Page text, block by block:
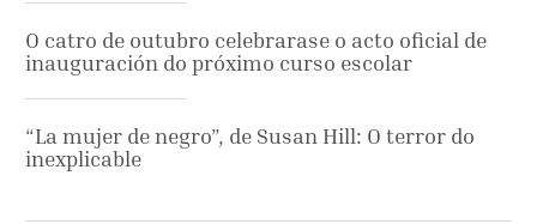
O catro de outubro celebrarase o acto oficial de
inauguración do próximo curso escolar
“La mujer de negro”, de Susan Hill: O terror do
inexplicable